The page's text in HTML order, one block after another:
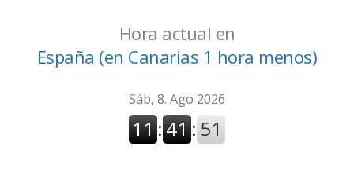
Hora actual en
España (en Canarias 1 hora menos)